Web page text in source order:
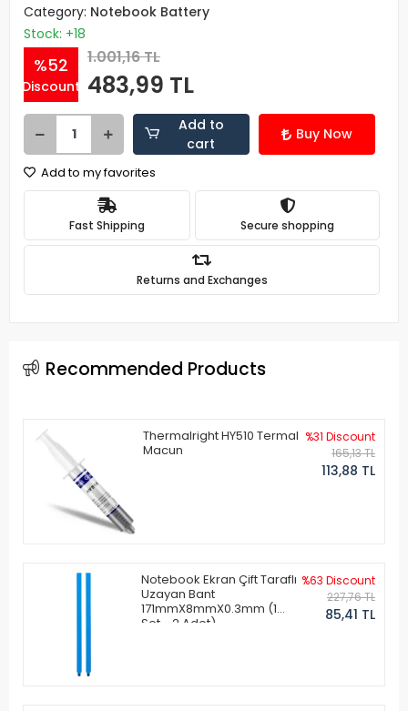
Category: Notebook Battery
Stock: +18
%52
Discount
1.001,16 TL
483,99 TL
Add to
cart
Buy Now
Add to my favorites
Fast Shipping Secure shopping
Returns and Exchanges
Recommended Products
Thermalright HY510 Termal
Macun
%31 Discount
165,13 TL
113,88 TL
Notebook Ekran Çift Taraflı
Uzayan Bant
171mmX8mmX0.3mm (1
Set - 2 Adet)
%63 Discount
227,76 TL
85,41 TL